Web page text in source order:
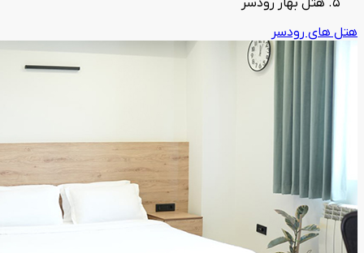
هتل بهار رودسر
هتل های رودسر